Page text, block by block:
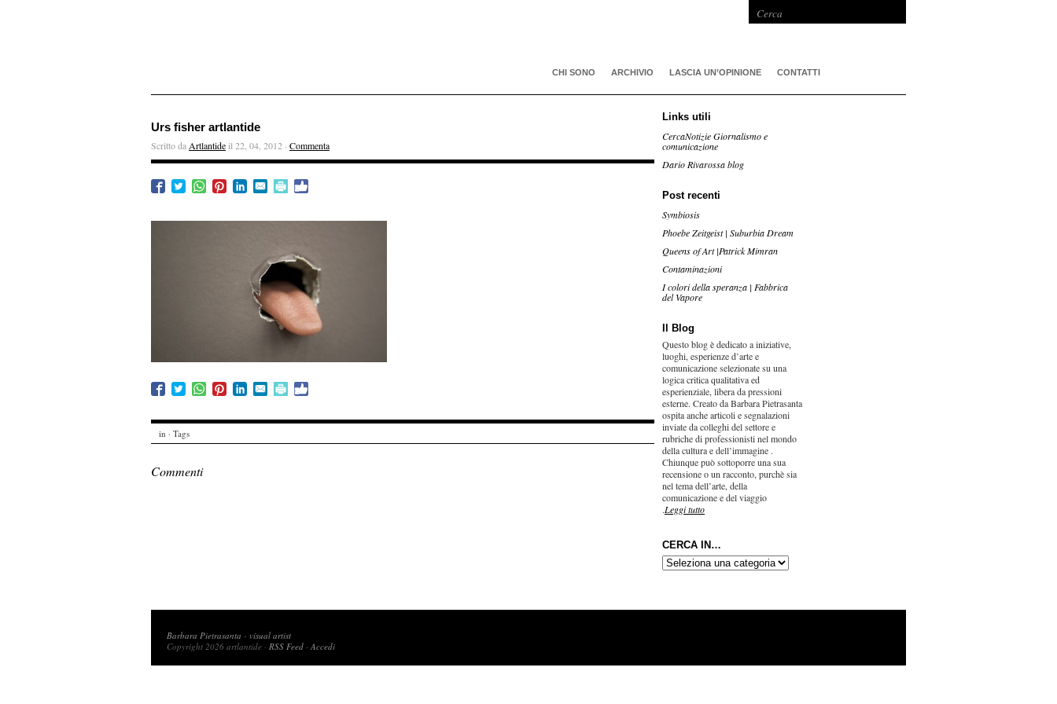
CHI SONO ARCHIVIO LASCIA UN’OPINIONE CONTATTI
Urs fisher artlantide
Scritto da Artlantideil 22, 04, 2012 · Commenta
in · Tags
Commenti
Links utili
CercaNotizie Giornalismo e
comunicazione
Dario Rivarossa blog
Post recenti
Symbiosis
Phoebe Zeitgeist | Suburbia Dream
Queens of Art |Patrick Mimran
Contaminazioni
I colori della speranza | Fabbrica
del Vapore
Il Blog
Questo blog è dedicato a iniziative,
luoghi, esperienze d’arte e
comunicazione selezionate su una
logica critica qualitativa ed
esperienziale, libera da pressioni
esterne. Creato da Barbara Pietrasanta
ospita anche articoli e segnalazioni
inviate da colleghi del settore e
rubriche di professionisti nel mondo
della cultura e dell’immagine .
Chiunque può sottoporre una sua
recensione o un racconto, purchè sia
nel tema dell’arte, della
comunicazione e del viaggio
.Leggi tutto
CERCA IN…
CERCA
IN…
Barbara Pietrasanta - visual artist
Copyright 2026 artlantide · RSS Feed ·Accedi